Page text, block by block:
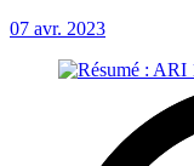
07 avr. 2023